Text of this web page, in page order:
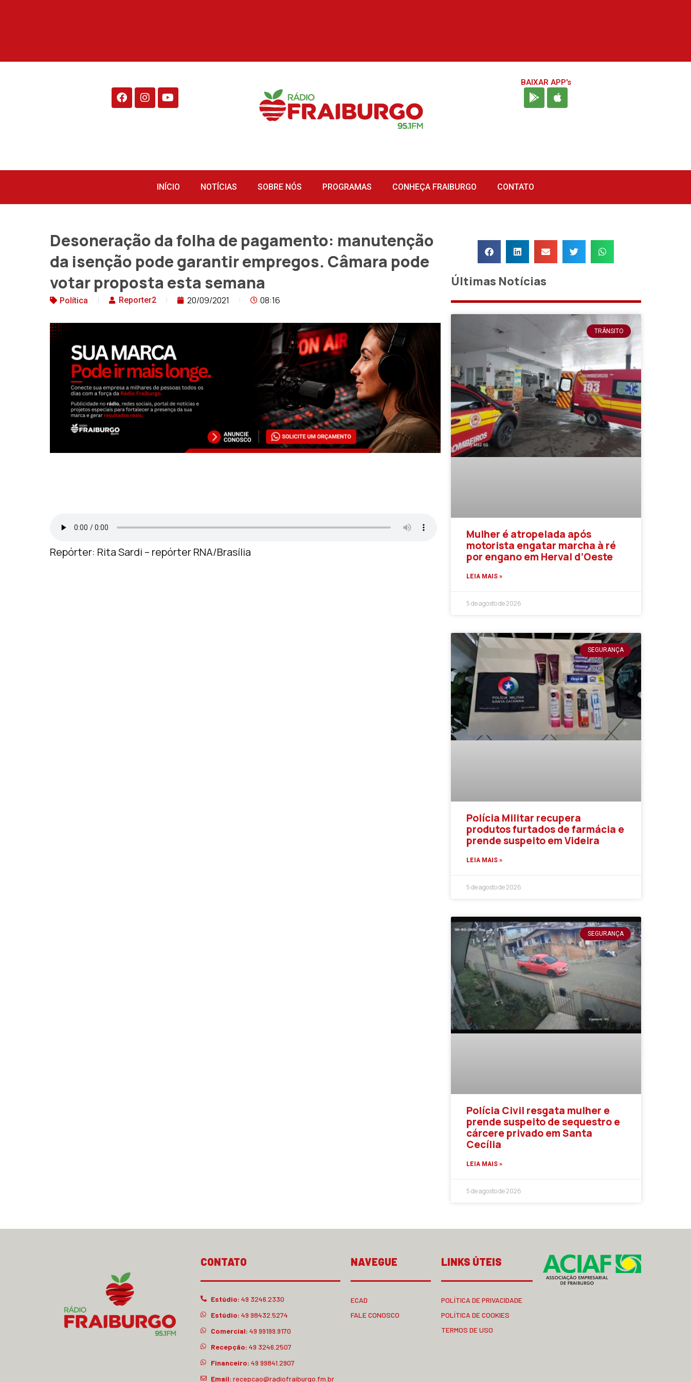
BAIXAR APP's
INÍCIO NOTÍCIAS SOBRE NÓS PROGRAMAS CONHEÇA FRAIBURGO CONTATO
Desoneração da folha de pagamento: manutenção
da isenção pode garantir empregos. Câmara pode
votar proposta esta semana
Política Reporter2 20/09/2021 08:16
Repórter: Rita Sardi – repórter RNA/Brasília
Últimas Notícias
TRÂNSITO
Mulher é atropelada após
motorista engatar marcha à ré
por engano em Herval d’Oeste
LEIA MAIS »
5 de agosto de 2026
SEGURANÇA
Polícia Militar recupera
produtos furtados de farmácia e
prende suspeito em Videira
LEIA MAIS »
5 de agosto de 2026
SEGURANÇA
Polícia Civil resgata mulher e
prende suspeito de sequestro e
cárcere privado em Santa
Cecília
LEIA MAIS »
5 de agosto de 2026
CONTATO
Estúdio: 49 3246.2330
Estúdio: 49 98432.5274
Comercial: 49 99199.9170
Recepção: 49 3246.2507
Financeiro: 49 99841.2907
Email: recepcao@radiofraiburgo.fm.br
NAVEGUE
ECAD
FALE CONOSCO
LINKS ÚTEIS
POLÍTICA DE PRIVACIDADE
POLÍTICA DE COOKIES
TERMOS DE USO